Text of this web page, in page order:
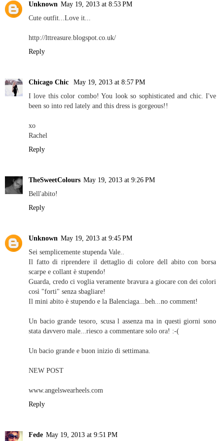
Unknown May 19, 2013 at 8:53 PM
Cute outfit...Love it...
http://lttreasure.blogspot.co.uk/
Reply
Chicago Chic
May 19, 2013 at 8:57 PM
I love this color combo! You look so sophisticated and chic. I've
been so into red lately and this dress is gorgeous!!
xo
Rachel
Reply
TheSweetColours May 19, 2013 at 9:26 PM
Bell'abito!
Reply
Unknown May 19, 2013 at 9:45 PM
Sei semplicemente stupenda Vale..
Il fatto di riprendere il dettaglio di colore dell abito con borsa
scarpe e collant è stupendo!
Guarda, credo ci voglia veramente bravura a giocare con dei colori
così "forti" senza sbagliare!
Il mini abito è stupendo e la Balenciaga...beh...no comment!
Un bacio grande tesoro, scusa l assenza ma in questi giorni sono
stata davvero male...riesco a commentare solo ora! :-(
Un bacio grande e buon inizio di settimana.
NEW POST
www.angelswearheels.com
Reply
Fede May 19, 2013 at 9:51 PM